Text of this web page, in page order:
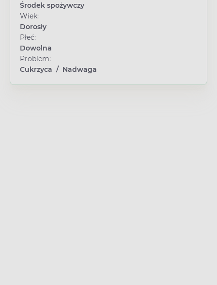
Środek spożywczy
Wiek:
Dorosły
Płeć:
Dowolna
Problem:
Cukrzyca / Nadwaga